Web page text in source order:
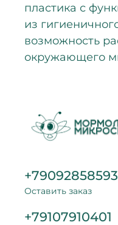
пластика с
из
возможность
окружающего
+79092858593
Оставить заказ
+79107910401